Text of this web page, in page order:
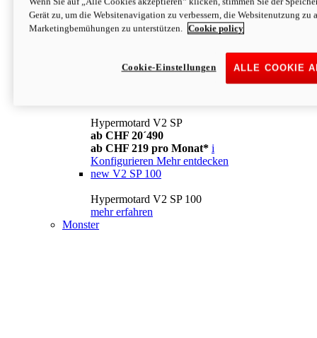
Konfigurieren Mehr entdecken
newV2
ab CHF 169 pro Monat* i
Mehr entdecken
Hypermotard V2 SP
ab CHF 20´490
ab CHF 219 pro Monat* i
Konfigurieren Mehr entdecken
new V2 SP 100
Hypermotard V2 SP 100
mehr erfahren
Monster
Gerät zu, um die Websitenavigation zu verbessern, die Websitenutzung zu
Marketingbemühungen zu unterstützen.
Cookie policy
ALLE COOKIE
Cookie-Einstellungen